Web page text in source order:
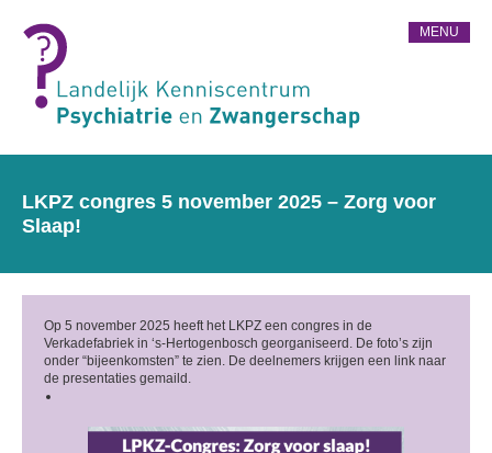
MENU
LKPZ congres 5 november 2025 – Zorg voor
Slaap!
Op 5 november 2025 heeft het LKPZ een congres in de
Verkadefabriek in ‘s-Hertogenbosch georganiseerd. De foto’s zijn
onder “bijeenkomsten” te zien. De deelnemers krijgen een link naar
de presentaties gemaild.